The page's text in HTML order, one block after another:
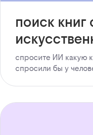
поиск
спросите ИИ какую
спросили бы у